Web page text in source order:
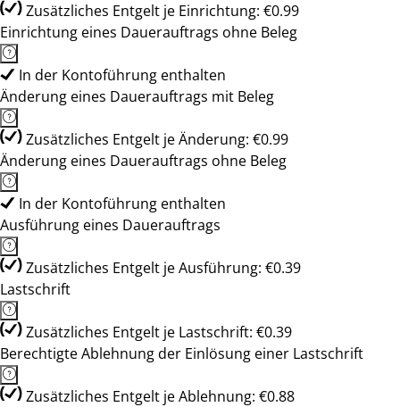
Zusätzliches Entgelt je Einrichtung: €0.99
Einrichtung eines Dauerauftrags ohne Beleg
In der Kontoführung enthalten
Änderung eines Dauerauftrags mit Beleg
Zusätzliches Entgelt je Änderung: €0.99
Änderung eines Dauerauftrags ohne Beleg
In der Kontoführung enthalten
Ausführung eines Dauerauftrags
Zusätzliches Entgelt je Ausführung: €0.39
Lastschrift
Zusätzliches Entgelt je Lastschrift: €0.39
Berechtigte Ablehnung der Einlösung einer Lastschrift
Zusätzliches Entgelt je Ablehnung: €0.88